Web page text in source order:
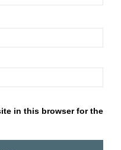
in this browser for the